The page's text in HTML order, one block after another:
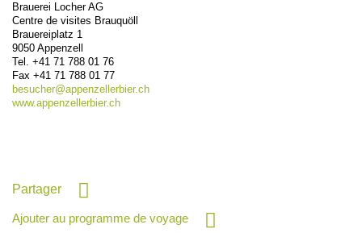
Brauerei Locher AG
Centre de visites Brauquöll
Brauereiplatz 1
9050 Appenzell
Tel. +41 71 788 01 76
Fax +41 71 788 01 77
besucher@appenzellerbier.ch
www.appenzellerbier.ch
Partager
Ajouter au programme de voyage